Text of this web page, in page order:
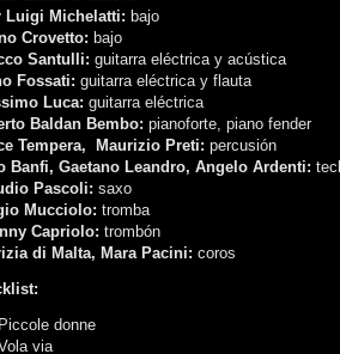
Luigi Michelatti: bajo
Crovetto: bajo
Santulli: guitarra eléctrica y acústica
Fossati: guitarra eléctrica y flauta
Luca: guitarra eléctrica
Baldan Bembo: pianoforte, piano fender
Tempera, Maurizio Preti: percusión
Banfi, Gaetano Leandro, Angelo Ardenti:
Pascoli: saxo
Mucciolo: tromba
Capriolo: trombón
di Malta, Mara Pacini: coros
donne
via